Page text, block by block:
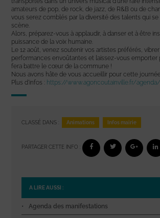
amateurs de pop, de rock, de jazz, de R&B ou de
vous serez comblés par la diversité des talents qui
scène.
Alors, préparez-vous à applaudir, à danser et à être
puissance de la voix humaine.
Le 12 août, venez soutenir vos artistes préférés,
performances envoûtantes et laissez-vous emporter
fera battre le cœur de la commune !
Nous avons hâte de vous accueillir pour cette
Plus d’infos : https://www.agoncoutainville.fr/
CLASSÉ DANS : Animations Infos mairie
PARTAGER CETTE INFO :
A LIRE AUSSI :
Agenda des manifestations